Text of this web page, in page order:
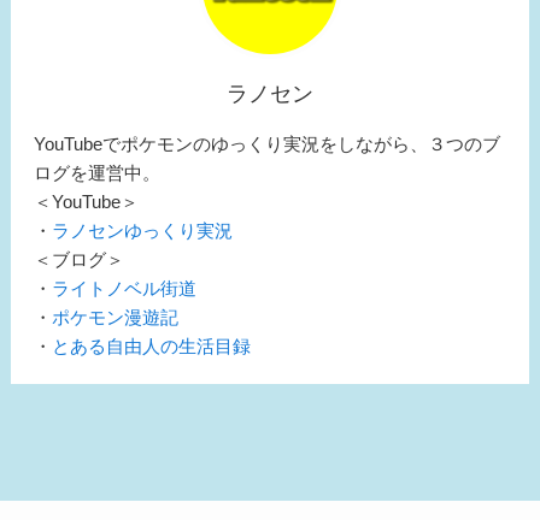
ラノセン
YouTubeでポケモンのゆっくり実況をしながら、３つのブ
ログを運営中。
＜YouTube＞
・ ラノセンゆっくり実況
＜ブログ＞
・ ライトノベル街道
・ ポケモン漫遊記
・ とある自由人の生活目録